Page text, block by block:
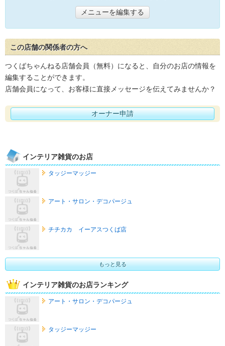
メニューを編集する
この店舗の関係者の方へ
つくばちゃんねる店舗会員（無料）になると、自分のお店の情報を
編集することができます。
店舗会員になって、お客様に直接メッセージを伝えてみませんか？
オーナー申請
インテリア雑貨のお店
タッジーマッジー
アート・サロン・デコパージュ
チチカカ イーアスつくば店
もっと見る
インテリア雑貨のお店ランキング
アート・サロン・デコパージュ
タッジーマッジー